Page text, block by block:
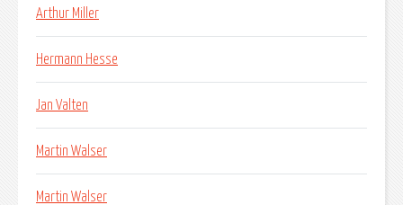
Arthur Miller
Hermann Hesse
Jan Valten
Martin Walser
Martin Walser